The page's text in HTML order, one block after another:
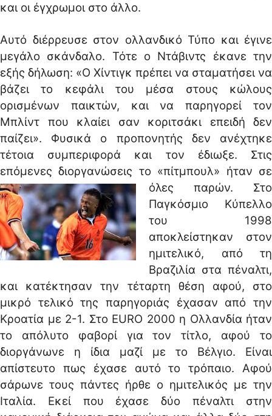
και οι έγχρωμοι στο άλλο.
Αυτό διέρρευσε στον ολλανδικό Τύπο και έγινε
μεγάλο σκάνδαλο. Τότε ο Ντάβιντς έκανε την
εξής δήλωση: «Ο Χίντιγκ πρέπει να σταματήσει να
βάζει το κεφάλι του μέσα στους κώλους
ορισμένων παικτών, και να παρηγορεί τον
Μπλίντ που κλαίει σαν κοριτσάκι επειδή δεν
παίζει». Φυσικά ο προπονητής δεν ανέχτηκε
τέτοια συμπεριφορά και τον έδιωξε. Στις
επόμενες διοργανώσεις το «πίτμπουλ» ήταν σε
όλες παρών. Στο
Παγκόσμιο Κύπελλο
του 1998
αποκλείστηκαν στον
ημιτελικό, από τη
Βραζιλία στα πέναλτι,
και κατέκτησαν την τέταρτη θέση αφού, στο
μικρό τελικό της παρηγοριάς έχασαν από την
Κροατία με 2-1. Στο EURO 2000 η Ολλανδία ήταν
το απόλυτο φαβορί για τον τίτλο, αφού το
διοργάνωνε η ίδια μαζί με το Βέλγιο. Είναι
απίστευτο πως έχασε αυτό το τρόπαιο. Αφού
σάρωνε τους πάντες ήρθε ο ημιτελικός με την
Ιταλία. Εκεί που έχασε δύο πέναλτι στην